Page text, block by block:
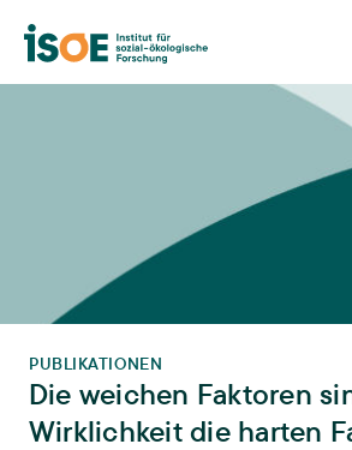
PUBLIKATIONEN
Die weichen Faktoren
Wirklichkeit die harten